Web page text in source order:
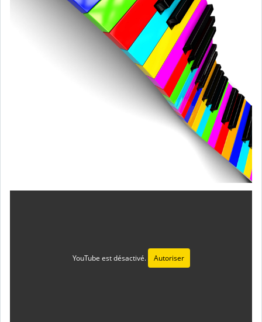
YouTube est désactivé. Autoriser